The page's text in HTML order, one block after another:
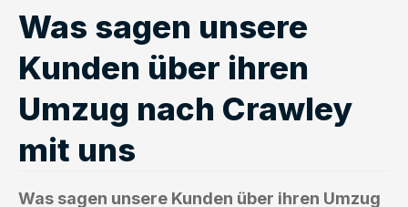
Was sagen unsere
Kunden über ihren
Umzug nach Crawley
mit uns
Was sagen unsere Kunden über ihren Umzug